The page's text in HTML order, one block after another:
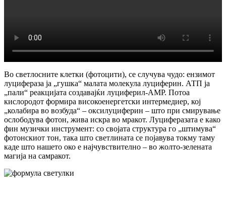
Во светлосните клетки (фотоцити), се случува чудо: ензимот
луцифераза ја „гушка“ малата молекула луциферин. АТП ја
„пали“ реакцијата создавајќи луциферил-AMP. Потоа
кислородот формира високоенергетски интермедиер, кој
„колабира во возбуда“ – оксилуциферин – што при смирување
ослободува фотон, жива искра во мракот. Луциферазата е како
фин музички инструмент: со својата структура го „штимува“
фотонскиот тон, така што светлината се појавува токму таму
каде што нашето око е најчувствително – во жолто-зелената
магија на самракот.